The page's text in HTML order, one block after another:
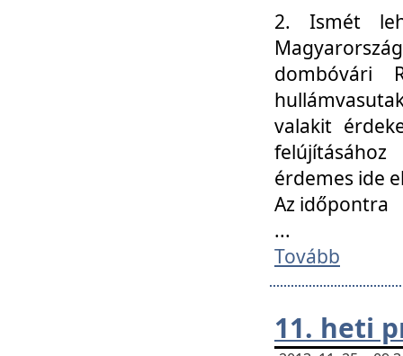
2. Ismét
dombóvári
valakit
érdemes ide
Az időpontra
...
Tovább
11. heti